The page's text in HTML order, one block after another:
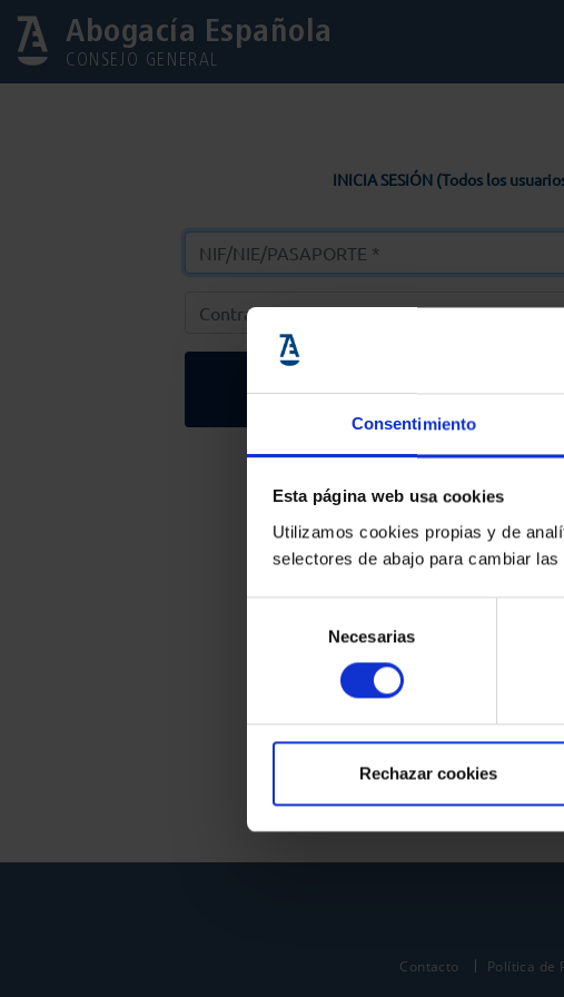
Consentimiento
Esta página web usa cookies
Utilizamos cookies propias y de
selectores de abajo para cambiar las
consentimiento
Necesarias
Rechazar cookies
Abogacía Española
CONSEJO GENERAL
INICIA SESIÓN (Todos los
Entrar
Solicitar Contraseña
Contacto Política de